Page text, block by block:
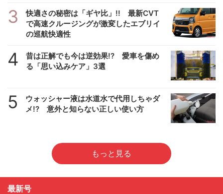
3
快適さの秘密は「ギヤ比」!! 最新CVT
で高速クルージングが激変したエブリイ
の巡航快適性
4
昔は正解でも今は逆効果!? 愛車を傷め
る「思い込みケア」3選
5
ウォッシャー液は水道水で代用しちゃダ
メ!? 意外と知らない正しい使い方
もっと見る
最新号